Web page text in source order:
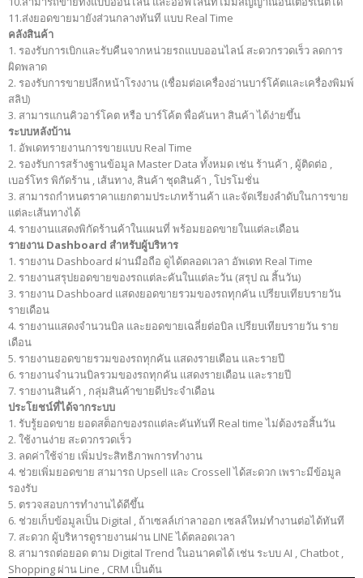
11.ส่งยอดขายมายังส่วนกลางทันที แบบ Real Time
คลังสินค้า
1. รองรับการเบิกและรับคืนจากหน่วยรถแบบออนไลน์ สะดวกรวดเร็ว ลดการ
ผิดพลาด
2. รองรับการขายปลีกหน้าโรงงาน (เชื่อมต่อเครื่องอ่านบาร์โค้ตและเครื่องพิมพ์
สลิป)
3. สามารแกนคิวอาร์โคต หรือ บาร์โค้ต พื่อคันหา สินค้า ได้ง่ายขึ้น
ระบบหลังบ้าน
1. อัพเดทรายงานการขายแบบ Real Time
2. รองรับการสร้างฐานข้อมูล Master Data ทั้งหมด เช่น ร้านค้า , ผู้ติดต่อ ,
เบอร์โทร พิกัดร้าน , เส้นทาง, สินค้า ชุดสินค้า , โปรโมชั่น
3. สามารถกำหนตราคาแยกตามประเภทร้านค้า และจัดเรียงลำดับในการขาย
แต่ละเส้นทางได้
4. รายงานแสดงพิกัดร้านค้าในแผนที่ พร้อมยอดขายในแต่ละเดือน
รายงาน Dashboard สำหรับผู้บริหาร
1. รายงาน Dashboard ผ่านมือถือ ดูได้ตลอดเวลา อัพเดท Real Time
2. รายงานสรุปยอดขายของรถแต่ละคันในแต่ละวัน (สรุป ณ สิ้นวัน)
3. รายงาน Dashboard แสดงยอดขายรวมของรถทุกคัน เปรียบเทียบรายวัน
รายเดือน
4. รายงานแสดงจำนวนบิล และยอดขายเฉลี่ยต่อบิล เปรียบเทียบรายวัน ราย
เดือน
5. รายงานยอดขายรวมของรถทุกคัน แสดงรายเดือน และรายปี
6. รายงานจำนวนบิลรวมของรถทุกคัน แสดงรายเดือน และรายปี
7. รายงานสินค้า , กลุ่มสินค้าขายดีประจำเดือน
ประโยชน์ที่ได้จากระบบ
1. รับรู้ยอดขาย ยอดสต็อกของรถแต่ละคันทันที Real time ไม่ต้องรอสิ้นวัน
2. ใช้งานง่าย สะดวกรวดเร็ว
3. ลดค่าใช้จ่าย เพิ่มประสิทธิภาพการทำงาน
4. ช่วยเพิ่มยอดขาย สามารถ Upsell และ Crossell ได้สะดวก เพราะมีข้อมูล
รองรับ
5. ตรวจสอบการทำงานได้ดีขึ้น
6. ช่วยเก็บข้อมูลเป็น Digital , ถ้าเซลล์เก่าลาออก เซลล์ใหม่ทำงานต่อได้ทันที
7. สะดวก ผู้บริหารดูรายงานผ่าน LINE ได้ตลอดเวลา
8. สามารถต่อยอด ตาม Digital Trend ในอนาคตได้ เช่น ระบบ AI , Chatbot ,
Shopping ผ่าน Line , CRM เป็นต้น